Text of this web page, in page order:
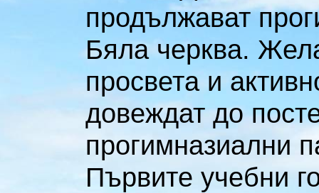
продължават
Бяла черква.
просвета и
довеждат до
прогимназиални
Първите учебни